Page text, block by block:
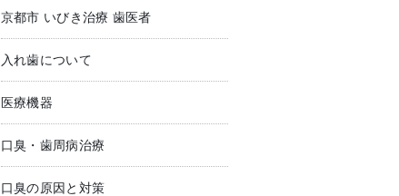
京都市 いびき治療 歯医者
入れ歯について
医療機器
口臭・歯周病治療
口臭の原因と対策